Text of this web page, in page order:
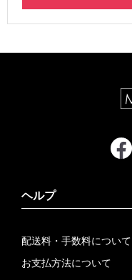
ヘルプ
配送料・手数料について
お支払方法について